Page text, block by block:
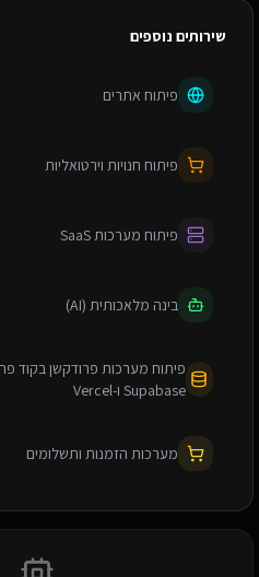
שירותים נוספים
פיתוח אתרים
פיתוח חנויות וירטואליות
פיתוח מערכות SaaS
בינה מלאכותית (AI)
Supabase ו-Vercel
מערכות הזמנות ותשלומים